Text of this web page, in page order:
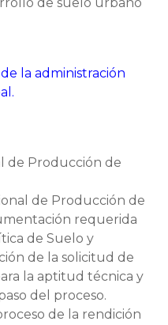
de suelo urbano
la administración
de Producción de
de Producción de
requerida
de Suelo y
de la solicitud de
la aptitud técnica y
del proceso.
de la rendición